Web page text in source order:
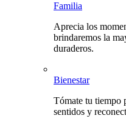
Familia
Aprecia los
brindaremos la
duraderos.
Bienestar
Tómate tu tiempo
sentidos y